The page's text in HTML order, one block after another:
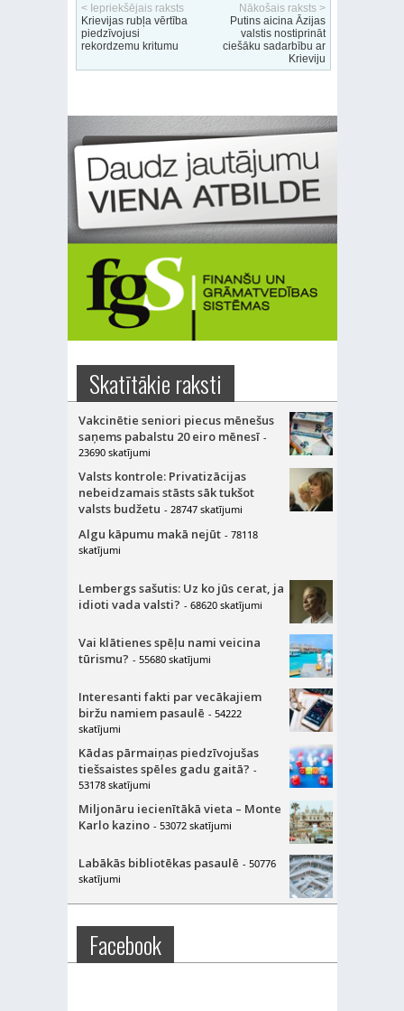
< Iepriekšējais raksts
Krievijas rubļa vērtība
piedzīvojusi
rekordzemu kritumu
Nākošais raksts >
Putins aicina Āzijas
valstis nostiprināt
ciešāku sadarbību ar
Krieviju
Skatītākie raksti
Vakcinētie seniori piecus mēnešus
saņems pabalstu 20 eiro mēnesī -
23690 skatījumi
Valsts kontrole: Privatizācijas
nebeidzamais stāsts sāk tukšot
valsts budžetu - 28747 skatījumi
Algu kāpumu makā nejūt - 78118
skatījumi
Lembergs sašutis: Uz ko jūs cerat, ja
idioti vada valsti? - 68620 skatījumi
Vai klātienes spēļu nami veicina
tūrismu? - 55680 skatījumi
Interesanti fakti par vecākajiem
biržu namiem pasaulē - 54222
skatījumi
Kādas pārmaiņas piedzīvojušas
tiešsaistes spēles gadu gaitā? -
53178 skatījumi
Miljonāru iecienītākā vieta – Monte
Karlo kazino - 53072 skatījumi
Labākās bibliotēkas pasaulē - 50776
skatījumi
Facebook